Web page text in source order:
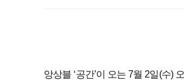
앙상블 ‘공간’이 오는 7월 2일(수)